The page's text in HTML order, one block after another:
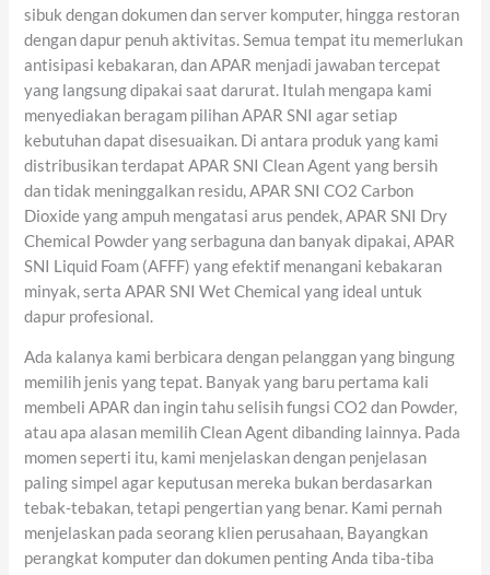
sibuk dengan dokumen dan server komputer, hingga restoran
dengan dapur penuh aktivitas. Semua tempat itu memerlukan
antisipasi kebakaran, dan APAR menjadi jawaban tercepat
yang langsung dipakai saat darurat. Itulah mengapa kami
menyediakan beragam pilihan APAR SNI agar setiap
kebutuhan dapat disesuaikan. Di antara produk yang kami
distribusikan terdapat APAR SNI Clean Agent yang bersih
dan tidak meninggalkan residu, APAR SNI CO2 Carbon
Dioxide yang ampuh mengatasi arus pendek, APAR SNI Dry
Chemical Powder yang serbaguna dan banyak dipakai, APAR
SNI Liquid Foam (AFFF) yang efektif menangani kebakaran
minyak, serta APAR SNI Wet Chemical yang ideal untuk
dapur profesional.
Ada kalanya kami berbicara dengan pelanggan yang bingung
memilih jenis yang tepat. Banyak yang baru pertama kali
membeli APAR dan ingin tahu selisih fungsi CO2 dan Powder,
atau apa alasan memilih Clean Agent dibanding lainnya. Pada
momen seperti itu, kami menjelaskan dengan penjelasan
paling simpel agar keputusan mereka bukan berdasarkan
tebak-tebakan, tetapi pengertian yang benar. Kami pernah
menjelaskan pada seorang klien perusahaan, Bayangkan
perangkat komputer dan dokumen penting Anda tiba-tiba